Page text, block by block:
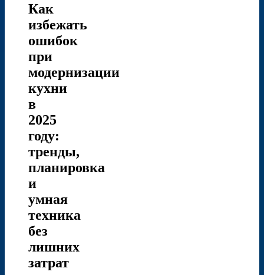
Как
избежать
ошибок
при
модернизации
кухни
в
2025
году:
тренды,
планировка
и
умная
техника
без
лишних
затрат